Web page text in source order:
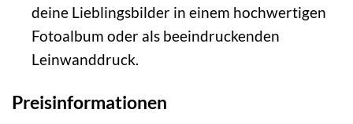
deine Lieblingsbilder in einem hochwertigen
Fotoalbum oder als beeindruckenden
Leinwanddruck.
Preisinformationen